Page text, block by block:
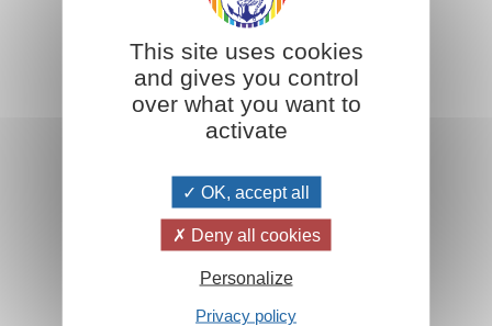
à chanter ? D'où vient ce besoin profond ?
Lire la suite
This site uses cookies
and gives you control
over what you want to
activate
OK, accept all
Deny all cookies
Personalize
Privacy policy